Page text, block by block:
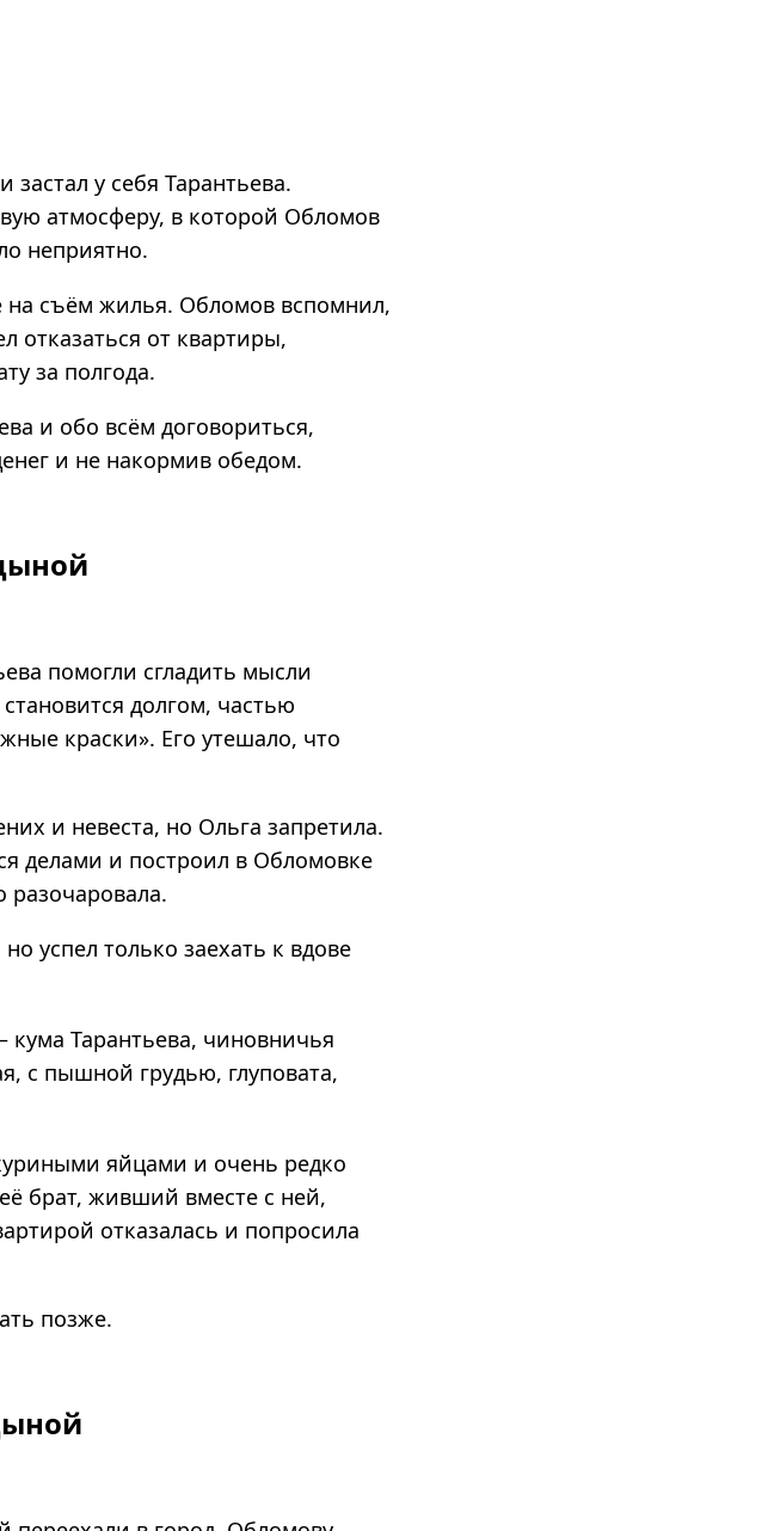
у себя Тарантьева.
атмосферу, в которой Обломов
неприятно.
на съём жилья. Обломов вспомнил,
отказаться от квартиры,
за полгода.
и обо всём договориться,
и не накормив обедом.
помогли сгладить мысли
долгом, частью
краски». Его утешало, что
и невеста, но Ольга запретила.
делами и построил в Обломовке
разочаровала.
успел только заехать к вдове
кума Таран­тьева, чинов­ни­чья
с пыш­ной гру­дью, глу­по­вата,
яйцами и очень редко
брат, живший вместе с ней,
отказалась и попросила
позже.